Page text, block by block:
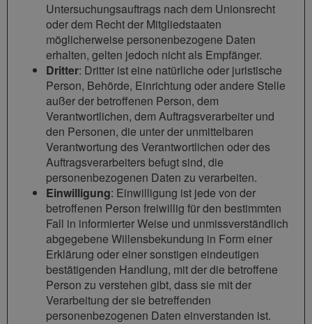
Untersuchungsauftrags nach dem Unionsrecht
oder dem Recht der Mitgliedstaaten
möglicherweise personenbezogene Daten
erhalten, gelten jedoch nicht als Empfänger.
Dritter: Dritter ist eine natürliche oder juristische
Person, Behörde, Einrichtung oder andere Stelle
außer der betroffenen Person, dem
Verantwortlichen, dem Auftragsverarbeiter und
den Personen, die unter der unmittelbaren
Verantwortung des Verantwortlichen oder des
Auftragsverarbeiters befugt sind, die
personenbezogenen Daten zu verarbeiten.
Einwilligung: Einwilligung ist jede von der
betroffenen Person freiwillig für den bestimmten
Fall in informierter Weise und unmissverständlich
abgegebene Willensbekundung in Form einer
Erklärung oder einer sonstigen eindeutigen
bestätigenden Handlung, mit der die betroffene
Person zu verstehen gibt, dass sie mit der
Verarbeitung der sie betreffenden
personenbezogenen Daten einverstanden ist.